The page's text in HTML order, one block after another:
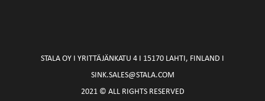
STALA OY I YRITTÄJÄNKATU 4 I 15170 LAHTI, FINLAND I
SINK.SALES@STALA.COM
2021 © ALL RIGHTS RESERVED